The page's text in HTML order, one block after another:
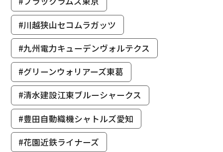
#川越狭山セコムラガッツ
#九州電力キューデンヴォルテクス
#グリーンウォリアーズ東葛
#清水建設江東ブルーシャークス
#豊田自動織機シャトルズ愛知
#花園近鉄ライナーズ